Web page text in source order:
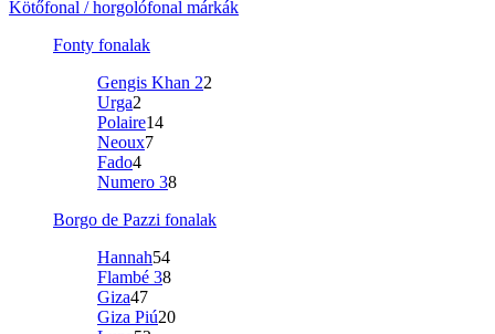
Kötőfonal / horgolófonal márkák
Fonty fonalak
Gengis Khan 22
Urga2
Polaire14
Neoux7
Fado4
Numero 38
Borgo de Pazzi fonalak
Hannah54
Flambé 38
Giza47
Giza Piú20